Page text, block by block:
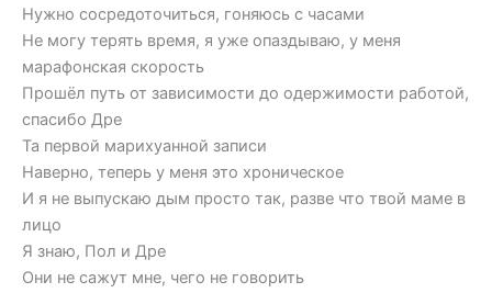
Нужно сосредоточиться, гоняюсь с часами
Не могу терять время, я уже опаздываю, у меня
марафонская скорость
Прошёл путь от зависимости до одержимости работой,
спасибо Дре
Та первой марихуанной записи
Наверно, теперь у меня это хроническое
И я не выпускаю дым просто так, разве что твой маме в
лицо
Я знаю, Пол и Дре
Они не сажут мне, чего не говорить